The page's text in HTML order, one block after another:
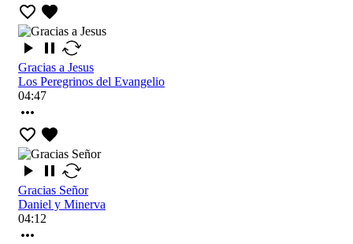
Gracias a Jesus
Los Peregrinos del Evangelio
04:47
Gracias Señor
Daniel y Minerva
04:12